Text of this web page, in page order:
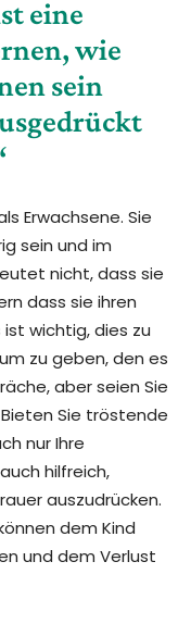
eine
wie
sein
Erwachsene. Sie
sein und im
nicht, dass sie
dass sie ihren
wichtig, dies zu
zu geben, den es
aber seien Sie
Sie tröstende
nur Ihre
hilfreich,
auszudrücken.
dem Kind
und dem Verlust